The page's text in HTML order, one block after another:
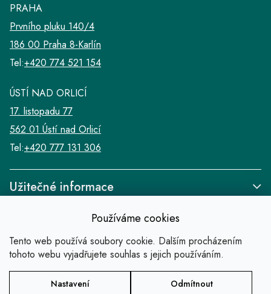
Používáme cookies
Tento web používá soubory cookie. Dalším procházením
tohoto webu vyjadřujete souhlas s jejich používáním.
Odmítnout
Nastavení
Užitečné informace
PRAHA
Prvního pluku 140/4
186 00 Praha 8-Karlín
Tel:+420 774 521 154
ÚSTÍ NAD ORLICÍ
17. listopadu 77
562 01 Ústí nad Orlicí
Tel:+420 777 131 306